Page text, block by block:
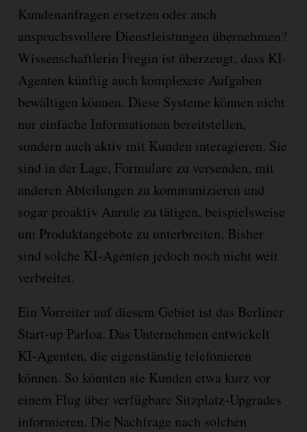
Kundenanfragen ersetzen oder auch
anspruchsvollere Dienstleistungen übernehmen?
Wissenschaftlerin Fregin ist überzeugt, dass KI-
Agenten künftig auch komplexere Aufgaben
bewältigen können. Diese Systeme können nicht
nur einfache Informationen bereitstellen,
sondern auch aktiv mit Kunden interagieren. Sie
sind in der Lage, Formulare zu versenden, mit
anderen Abteilungen zu kommunizieren und
sogar proaktiv Anrufe zu tätigen, beispielsweise
um Produktangebote zu unterbreiten. Bisher
sind solche KI-Agenten jedoch noch nicht weit
verbreitet.
Ein Vorreiter auf diesem Gebiet ist das Berliner
Start-up Parloa. Das Unternehmen entwickelt
KI-Agenten, die eigenständig telefonieren
können. So könnten sie Kunden etwa kurz vor
einem Flug über verfügbare Sitzplatz-Upgrades
informieren. Die Nachfrage nach solchen